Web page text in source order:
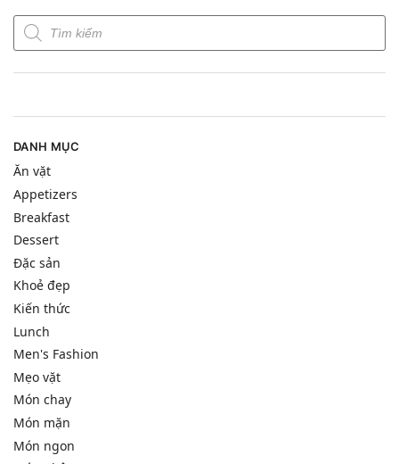
DANH MỤC
Ăn vặt
Appetizers
Breakfast
Dessert
Đặc sản
Khoẻ đẹp
Kiến thức
Lunch
Men's Fashion
Mẹo vặt
Món chay
Món mặn
Món ngon